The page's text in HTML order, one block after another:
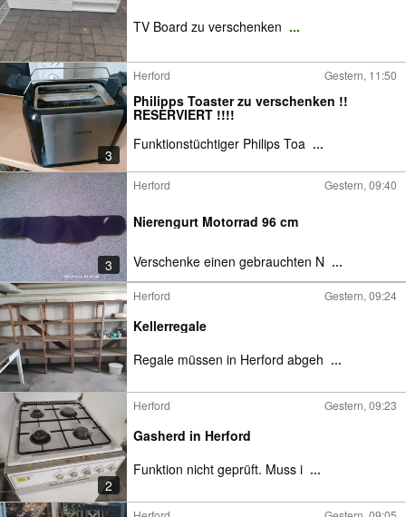
TV Board zu verschenken ...
3
Herford Gestern, 11:50
Philipps Toaster zu verschenken !!
RESERVIERT !!!!
Funktionstüchtiger Philips Toa ...
3
Herford Gestern, 09:40
Nierengurt Motorrad 96 cm
Verschenke einen gebrauchten N ...
Herford Gestern, 09:24
Kellerregale
Regale müssen in Herford abgeh ...
2
Herford Gestern, 09:23
Gasherd in Herford
Funktion nicht geprüft. Muss i ...